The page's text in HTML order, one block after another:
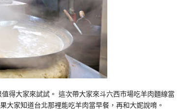
得大家來試試。 這次帶大家來斗六西市場吃羊肉麵線當
大家知道台北那裡能吃羊肉當早餐，再和大妮說唷。